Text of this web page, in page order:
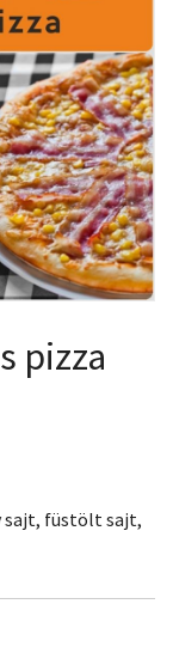
pizza
sajt, füstölt sajt,